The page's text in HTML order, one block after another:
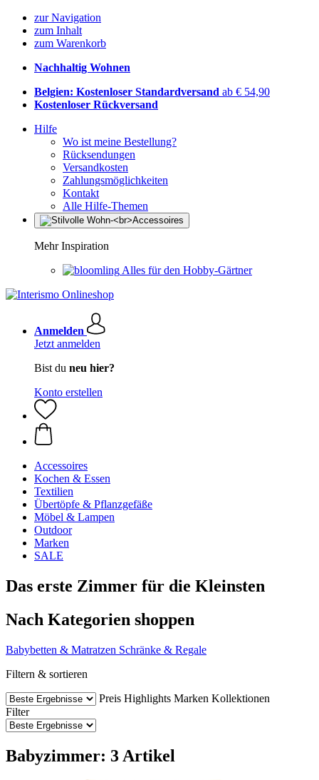
zur Navigation
zum Inhalt
zum Warenkorb
Nachhaltig Wohnen
Belgien: Kostenloser Standardversand ab € 54,90
Kostenloser Rückversand
Hilfe
Wo ist meine Bestellung?
Rücksendungen
Versandkosten
Zahlungsmöglichkeiten
Kontakt
Alle Hilfe-Themen
Mehr Inspiration
Alles für den Hobby-Gärtner
Anmelden
Jetzt anmelden
Bist du neu hier?
Konto erstellen
Accessoires
Kochen & Essen
Textilien
Übertöpfe & Pflanzgefäße
Möbel & Lampen
Outdoor
Marken
SALE
Das erste Zimmer für die Kleinsten
Nach Kategorien shoppen
Babybetten & Matratzen Schränke & Regale
Filtern & sortieren
Preis Highlights Marken Kollektionen
Filter
Babyzimmer: 3 Artikel